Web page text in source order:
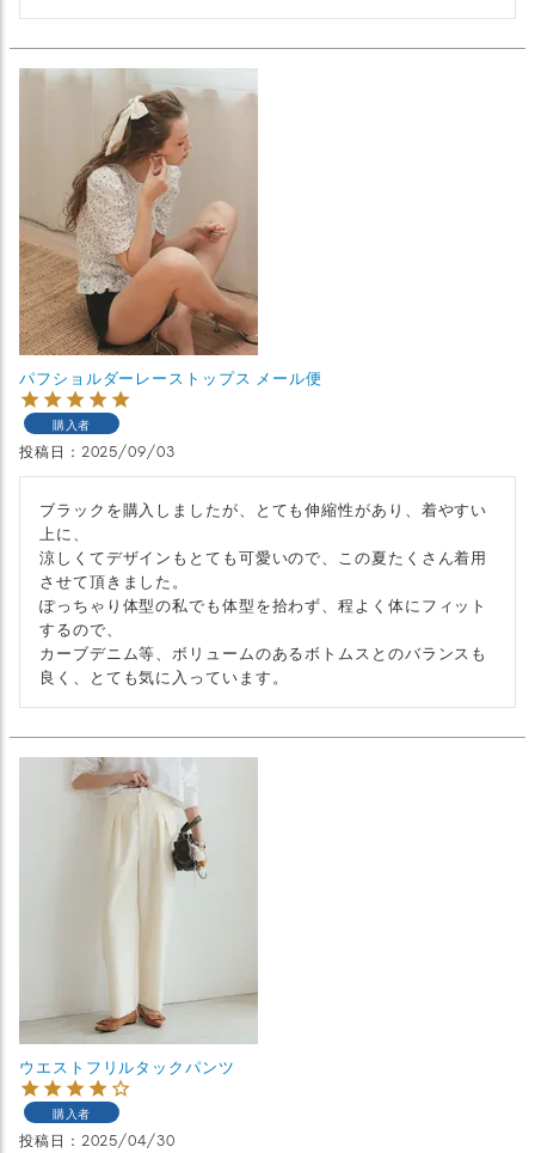
パフショルダーレーストップス メール便
購入者
投稿日 2025/09/03
ブラックを購入しましたが、とても伸縮性があり、着やすい
上に、
涼しくてデザインもとても可愛いので、この夏たくさん着用
させて頂きました。
ぽっちゃり体型の私でも体型を拾わず、程よく体にフィット
するので、
カーブデニム等、ボリュームのあるボトムスとのバランスも
良く、とても気に入っています。
ウエストフリルタックパンツ
購入者
投稿日 2025/04/30